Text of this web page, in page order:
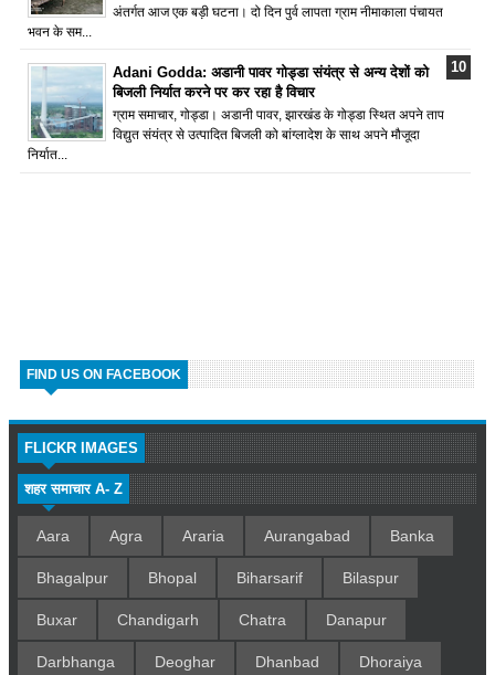
अंतर्गत आज एक बड़ी घटना। दो दिन पुर्व लापता ग्राम नीमाकाला पंचायत
भवन के सम...
Adani Godda: अडानी पावर गोड्डा संयंत्र से अन्य देशों को
बिजली निर्यात करने पर कर रहा है विचार
ग्राम समाचार, गोड्डा। अडानी पावर, झारखंड के गोड्डा स्थित अपने ताप
विद्युत संयंत्र से उत्पादित बिजली को बांग्लादेश के साथ अपने मौजूदा
निर्यात...
FIND US ON FACEBOOK
FLICKR IMAGES
शहर समाचार A- Z
Aara Agra Araria Aurangabad Banka
Bhagalpur Bhopal Biharsarif Bilaspur
Buxar Chandigarh Chatra Danapur
Darbhanga Deoghar Dhanbad Dhoraiya